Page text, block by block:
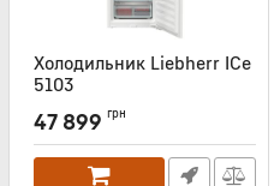
Холодильник Liebherr ICe
5103
ICE5103
47 899 грн